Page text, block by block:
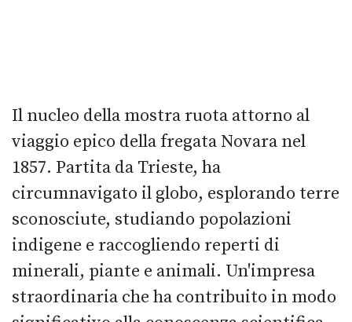
Il nucleo della mostra ruota attorno al
viaggio epico della fregata Novara nel
1857. Partita da Trieste, ha
circumnavigato il globo, esplorando terre
sconosciute, studiando popolazioni
indigene e raccogliendo reperti di
minerali, piante e animali. Un'impresa
straordinaria che ha contribuito in modo